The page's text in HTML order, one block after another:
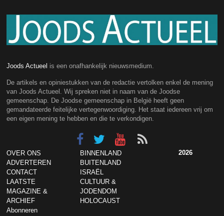
Joods Actueel is een onafhankelijk nieuwsmedium.
De artikels en opiniestukken van de redactie vertolken enkel de mening
van Joods Actueel. Wij spreken niet in naam van de Joodse
gemeenschap. De Joodse gemeenschap in België heeft geen
gemandateerde feitelijke vertegenwoordiging. Het staat iedereen vrij om
een eigen mening te hebben en die te verkondigen.
OVER ONS
ADVERTEREN
CONTACT
LAATSTE
MAGAZINE &
ARCHIEF
Abonneren
BINNENLAND
BUITENLAND
ISRAËL
CULTUUR &
JODENDOM
HOLOCAUST
2026